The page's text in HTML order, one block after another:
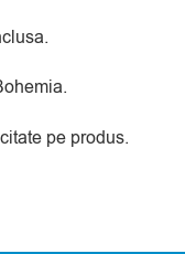
pe produs.
Florale 36 cm